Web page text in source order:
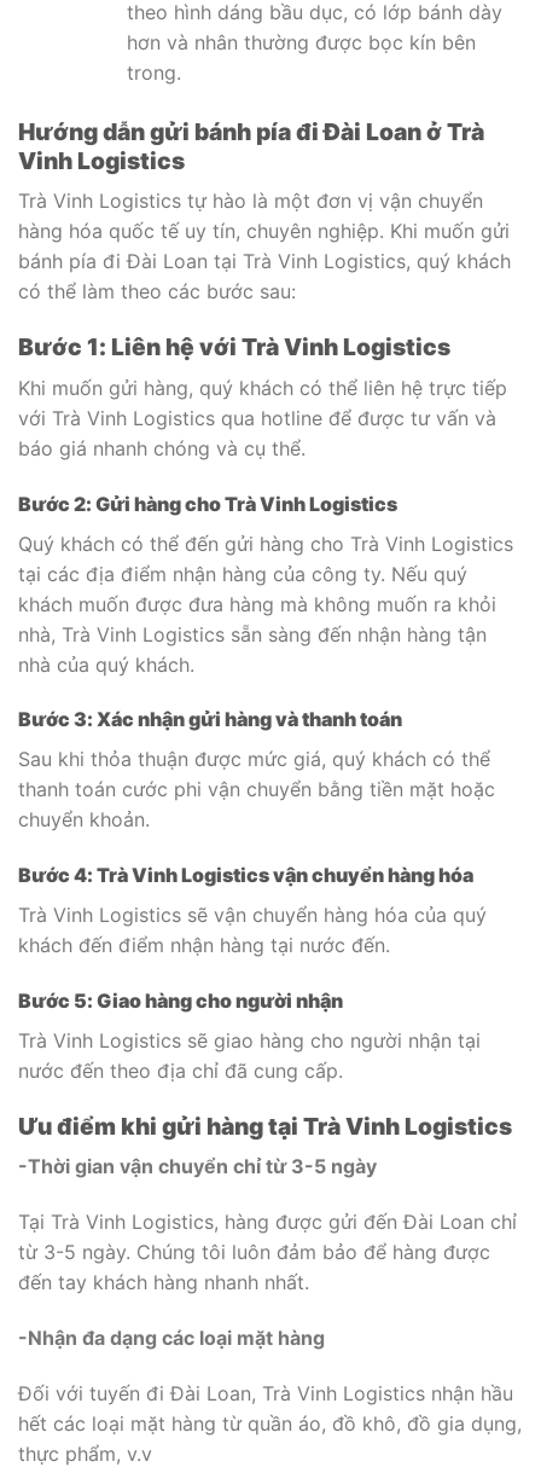
theo hình dáng bầu dục, có lớp bánh dày
hơn và nhân thường được bọc kín bên
trong.
Hướng dẫn gửi bánh pía đi Đài Loan ở Trà
Vinh Logistics
Trà Vinh Logistics tự hào là một đơn vị vận chuyển
hàng hóa quốc tế uy tín, chuyên nghiệp. Khi muốn gửi
bánh pía đi Đài Loan tại Trà Vinh Logistics, quý khách
có thể làm theo các bước sau:
Bước 1: Liên hệ với Trà Vinh Logistics
Khi muốn gửi hàng, quý khách có thể liên hệ trực tiếp
với Trà Vinh Logistics qua hotline để được tư vấn và
báo giá nhanh chóng và cụ thể.
Bước 2: Gửi hàng cho Trà Vinh Logistics
Quý khách có thể đến gửi hàng cho Trà Vinh Logistics
tại các địa điểm nhận hàng của công ty. Nếu quý
khách muốn được đưa hàng mà không muốn ra khỏi
nhà, Trà Vinh Logistics sẵn sàng đến nhận hàng tận
nhà của quý khách.
Bước 3: Xác nhận gửi hàng và thanh toán
Sau khi thỏa thuận được mức giá, quý khách có thể
thanh toán cước phi vận chuyển bằng tiền mặt hoặc
chuyển khoản.
Bước 4: Trà Vinh Logistics vận chuyển hàng hóa
Trà Vinh Logistics sẽ vận chuyển hàng hóa của quý
khách đến điểm nhận hàng tại nước đến.
Bước 5: Giao hàng cho người nhận
Trà Vinh Logistics sẽ giao hàng cho người nhận tại
nước đến theo địa chỉ đã cung cấp.
Ưu điểm khi gửi hàng tại Trà Vinh Logistics
-Thời gian vận chuyển chỉ từ 3-5 ngày
Tại Trà Vinh Logistics, hàng được gửi đến Đài Loan chỉ
từ 3-5 ngày. Chúng tôi luôn đảm bảo để hàng được
đến tay khách hàng nhanh nhất.
-Nhận đa dạng các loại mặt hàng
Đối với tuyến đi Đài Loan, Trà Vinh Logistics nhận hầu
hết các loại mặt hàng từ quần áo, đồ khô, đồ gia dụng,
thực phẩm, v.v